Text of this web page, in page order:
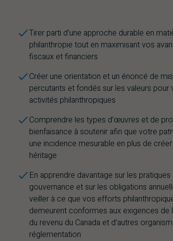
Tirer parti d’une approche durable en
philanthropie tout en maximisant vos
fiscaux et financiers
Créer une orientation et un énoncé de
percutants et fondés sur les valeurs pour
activités philanthropiques
Comprendre les types d’œuvres et de
bienfaisance à soutenir afin que votre
une incidence mesurable en plus de créer
héritage
En apprendre davantage sur les pratiques
gouvernance et sur les obligations
veiller à ce que vos efforts
demeurent conformes aux exigences de
du revenu du Canada et d’autres
réglementation